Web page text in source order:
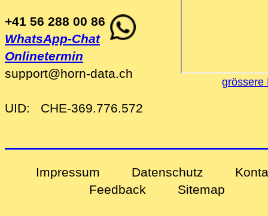
+41 56 288 00 86
WhatsApp-Chat
Onlinetermin
support@horn-data.ch
UID: CHE-369.776.572
grössere
Impressum Datenschutz
Feedback
Sitemap